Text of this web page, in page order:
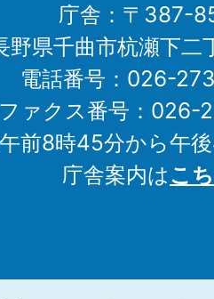
庁舎：〒387-
野県千曲市杭瀬下二
電話番号：026-
ファクス番号：026-
前8時45分から午
庁舎案内はこ